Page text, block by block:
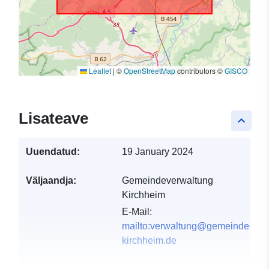
Leaflet | ©OpenStreetMapcontributors ©GISCO
keyboard_arrow_up
Lisateave
Uuendatud: 19 January 2024
Väljaandja:
Gemeindeverwaltung
Kirchheim
E-Mail:
mailto:verwaltung@gemeinde-
kirchheim.de